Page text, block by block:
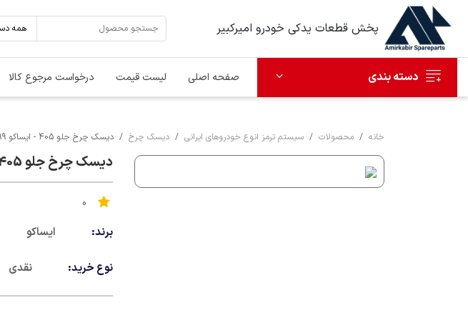
پخش قطعات یدکی خودرو امیرکبیر
دسته بندی صفحه اصلی لیست قیمت درخواست مرجوع کالا
خانه محصولات سیستم ترمز انوع خودروهای ایرانی دیسک چرخ دیسک چرخ جلو 405 - ایساکو 0670202999
دیسک چرخ جلو 405 - ایساکو 0670202999
0
برند: ایساکو
نوع خرید: نقدی